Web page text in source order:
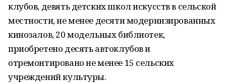
клубов, девять детских школ искусств в сельской
местности, не менее десяти модернизированных
кинозалов, 20 модельных библиотек,
приобретено десять автоклубов и
отремонтировано не менее 15 сельских
учреждений культуры.